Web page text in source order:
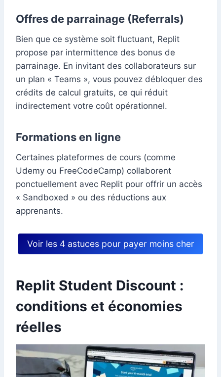
Offres de parrainage (Referrals)
Bien que ce système soit fluctuant, Replit
propose par intermittence des bonus de
parrainage. En invitant des collaborateurs sur
un plan « Teams », vous pouvez débloquer des
crédits de calcul gratuits, ce qui réduit
indirectement votre coût opérationnel.
Formations en ligne
Certaines plateformes de cours (comme
Udemy ou FreeCodeCamp) collaborent
ponctuellement avec Replit pour offrir un accès
« Sandboxed » ou des réductions aux
apprenants.
Voir les 4 astuces pour payer moins cher
Replit Student Discount :
conditions et économies
réelles